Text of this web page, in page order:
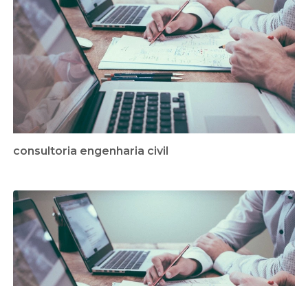
consultoria engenharia civil